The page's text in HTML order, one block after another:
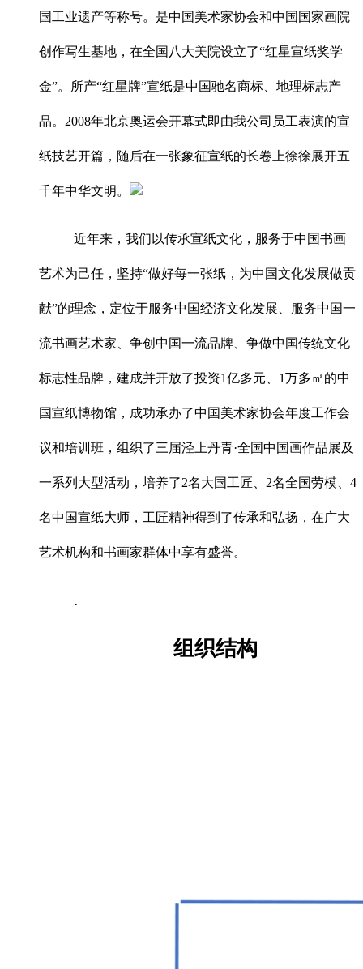
国工业遗产等称号。是中国美术家协会和中国国家画院
创作写生基地，在全国八大美院设立了“红星宣纸奖学
金”。所产“红星牌”宣纸是中国驰名商标、地理标志产
品。2008年北京奥运会开幕式即由我公司员工表演的宣
纸技艺开篇，随后在一张象征宣纸的长卷上徐徐展开五
千年中华文明。
近年来，我们以传承宣纸文化，服务于中国书画
艺术为己任，坚持“做好每一张纸，为中国文化发展做贡
献”的理念，定位于服务中国经济文化发展、服务中国一
流书画艺术家、争创中国一流品牌、争做中国传统文化
标志性品牌，建成并开放了投资1亿多元、1万多㎡的中
国宣纸博物馆，成功承办了中国美术家协会年度工作会
议和培训班，组织了三届泾上丹青·全国中国画作品展及
一系列大型活动，培养了2名大国工匠、2名全国劳模、4
名中国宣纸大师，工匠精神得到了传承和弘扬，在广大
艺术机构和书画家群体中享有盛誉。
.
组织结构